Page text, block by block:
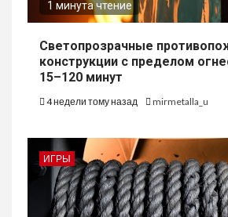
1 минута чтение
Светопрозрачные
конструкции с пределом
15–120 минут
4 недели тому назад mirmetalla_u
ИГРЫ